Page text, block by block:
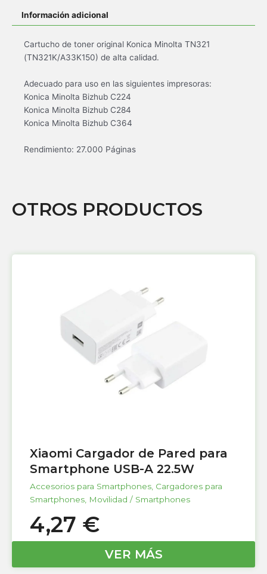
Información adicional
Cartucho de toner original Konica Minolta TN321
(TN321K/A33K150) de alta calidad.
Adecuado para uso en las siguientes impresoras:
Konica Minolta Bizhub C224
Konica Minolta Bizhub C284
Konica Minolta Bizhub C364
Rendimiento: 27.000 Páginas
OTROS PRODUCTOS
Xiaomi Cargador de Pared para
Smartphone USB-A 22.5W
Accesorios para Smartphones Cargadores para
Smartphones Movilidad / Smartphones
4,27 €
VER MÁS